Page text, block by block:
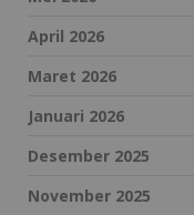
April 2026
Maret 2026
Januari 2026
Desember 2025
November 2025